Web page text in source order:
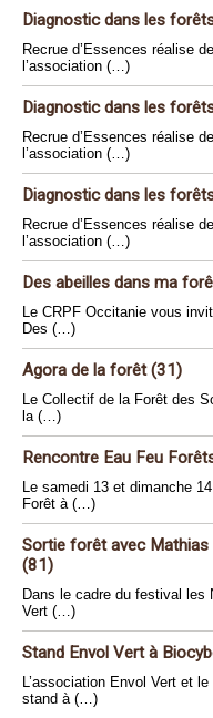
Diagnostic dans les
Recrue d’Essences réalise
l’association (…)
Diagnostic dans les
Recrue d’Essences réalise
l’association (…)
Diagnostic dans les
Recrue d’Essences réalise
l’association (…)
Des abeilles dans ma
Le CRPF Occitanie vous
Des (…)
Agora de la forêt (31)
Le Collectif de la Forêt des
la (…)
Rencontre Eau Feu
Le samedi 13 et dimanche
Forêt à (…)
Sortie forêt avec Mathias
(81)
Dans le cadre du festival les
Vert (…)
Stand Envol Vert à
L’association Envol Vert et
stand à (…)